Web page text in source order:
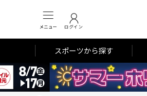
メニュー ログイン
スポーツから探す